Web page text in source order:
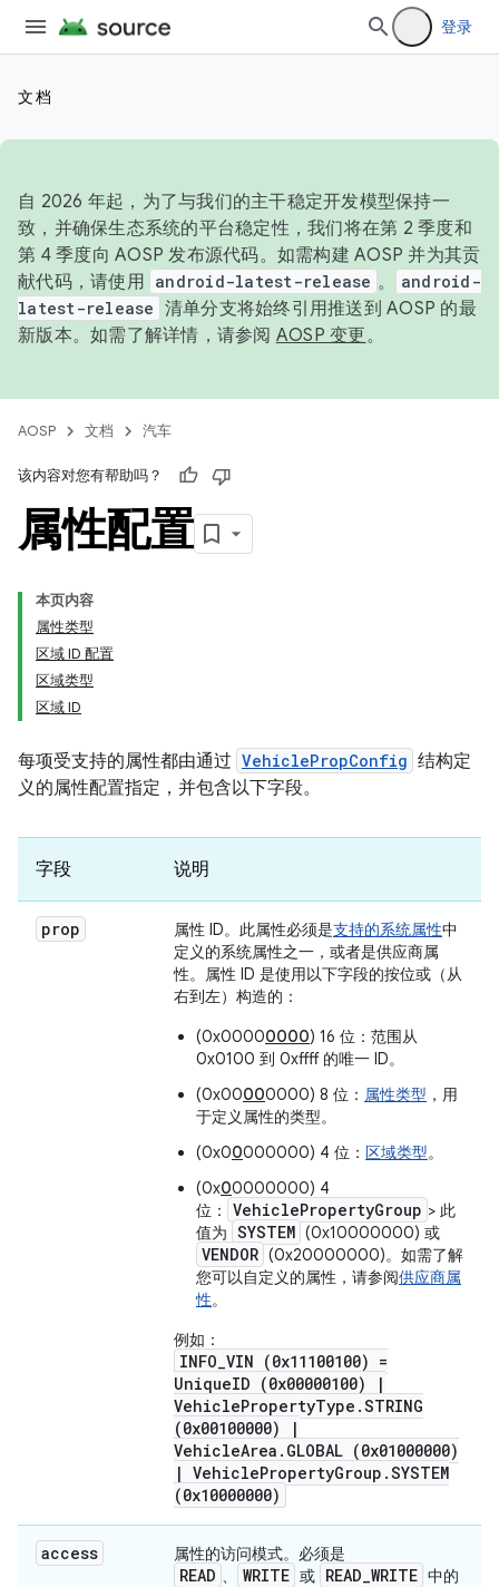
登录
文档
自 2026 年起，为了与我们的主干稳定开发模型保持一
致，并确保生态系统的平台稳定性，我们将在第 2 季度和
第 4 季度向 AOSP 发布源代码。如需构建 AOSP 并为其贡
献代码，请使用 android-latest-release 。
android-
latest-release 清单分支将始终引用推送到 AOSP 的最
新版本。如需了解详情，请参阅 AOSP 变更。
AOSP 文档 汽车
该内容对您有帮助吗？
属性配置
本页内容
属性类型
区域 ID 配置
区域类型
区域 ID
每项受支持的属性都由通过 VehiclePropConfig 结构定
义的属性配置指定，并包含以下字段。
字段 说明
prop 属性 ID。此属性必须是支持的系统属性中
定义的系统属性之一，或者是供应商属
性。属性 ID 是使用以下字段的按位或（从
右到左）构造的：
(0x00000000) 16 位：范围从
0x0100 到 0xffff 的唯一 ID。
(0x00000000) 8 位： 属性类型 ，用
于定义属性的类型。
(0x00000000) 4 位： 区域类型。
(0x00000000) 4
位：
VehiclePropertyGroup > 此
值为 SYSTEM (0x10000000) 或
VENDOR (0x20000000)。如需了解
您可以自定义的属性，请参阅供应商属
性。
例如：
INFO_VIN (0x11100100) =
UniqueID (0x00000100) |
VehiclePropertyType.STRING
(0x00100000) |
VehicleArea.GLOBAL (0x01000000)
| VehiclePropertyGroup.SYSTEM
(0x10000000)
access 属性的访问模式。必须是
READ 、 WRITE 或 READ_WRITE 中的